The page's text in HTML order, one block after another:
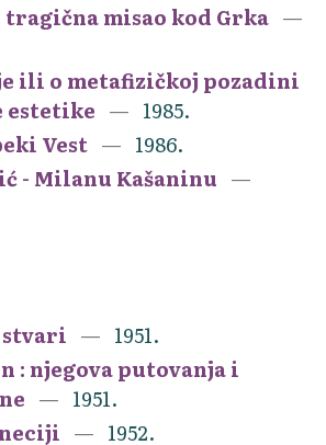
misao kod Grka
ili o metafizičkoj pozadini
estetike
1985.
Vest
1986.
- Milanu Kašaninu
1951.
: njegova putovanja i
1951.
1952.